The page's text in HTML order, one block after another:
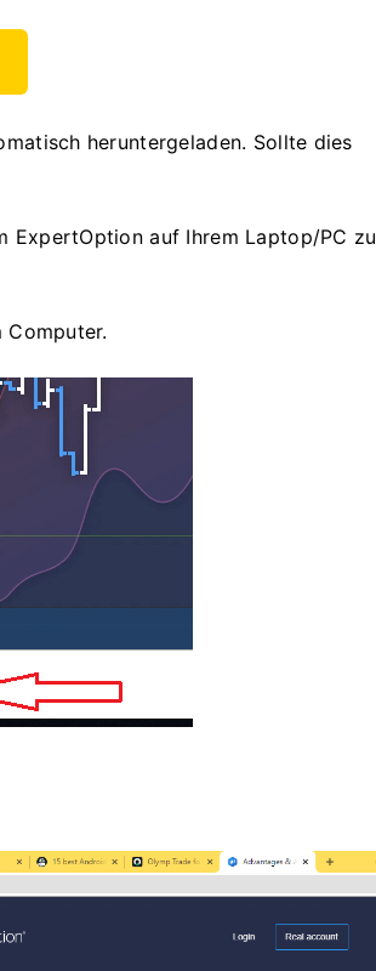
heruntergeladen. Sollte dies
ExpertOption auf Ihrem Laptop/PC zu
Computer.